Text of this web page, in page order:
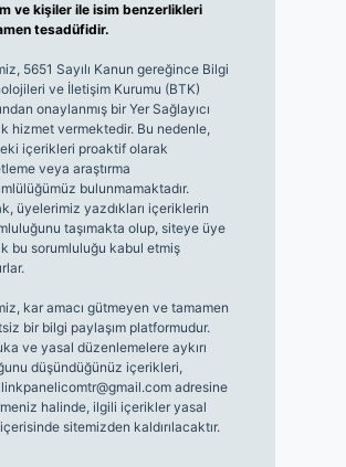
ve kişiler ile isim benzerlikleri
tesadüfidir.
5651 Sayılı Kanun gereğince Bilgi
ve İletişim Kurumu (BTK)
onaylanmış bir Yer Sağlayıcı
hizmet vermektedir. Bu nedenle,
içerikleri proaktif olarak
veya araştırma
bulunmamaktadır.
üyelerimiz yazdıkları içeriklerin
taşımakta olup, siteye üye
bu sorumluluğu kabul etmiş
kar amacı gütmeyen ve tamamen
bir bilgi paylaşım platformudur.
ve yasal düzenlemelere aykırı
düşündüğünüz içerikleri,
adresine
halinde, ilgili içerikler yasal
sitemizden kaldırılacaktır.